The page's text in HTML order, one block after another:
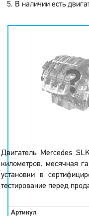
В наличии есть
Двигатель Mercedes
километров. месячная
установки в
тестирование перед
Артикул